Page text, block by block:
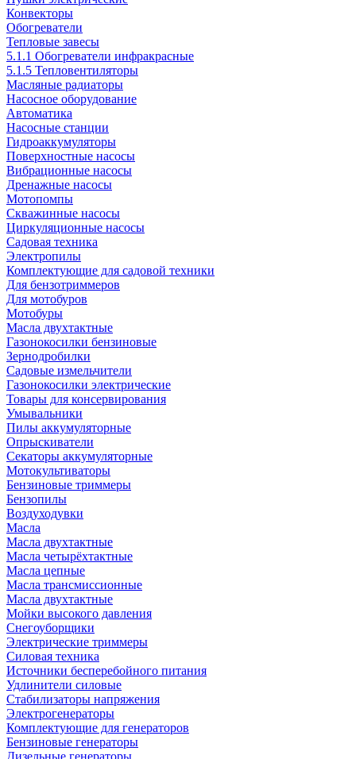
Конвекторы
Обогреватели
Тепловые завесы
5.1.1 Обогреватели инфракрасные
5.1.5 Тепловентиляторы
Масляные радиаторы
Насосное оборудование
Автоматика
Насосные станции
Гидроаккумуляторы
Поверхностные насосы
Вибрационные насосы
Дренажные насосы
Мотопомпы
Скважинные насосы
Циркуляционные насосы
Садовая техника
Электропилы
Комплектующие для садовой техники
Для бензотриммеров
Для мотобуров
Мотобуры
Масла двухтактные
Газонокосилки бензиновые
Зернодробилки
Садовые измельчители
Газонокосилки электрические
Товары для консервирования
Умывальники
Пилы аккумуляторные
Опрыскиватели
Секаторы аккумуляторные
Мотокультиваторы
Бензиновые триммеры
Бензопилы
Воздуходувки
Масла
Масла двухтактные
Масла четырёхтактные
Масла цепные
Масла трансмиссионные
Масла двухтактные
Мойки высокого давления
Снегоуборщики
Электрические триммеры
Силовая техника
Источники бесперебойного питания
Удлинители силовые
Стабилизаторы напряжения
Электрогенераторы
Комплектующие для генераторов
Бензиновые генераторы
Дизельные генераторы